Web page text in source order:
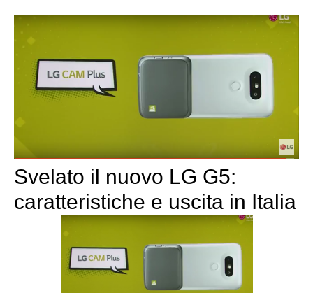
Svelato il nuovo LG G5:
caratteristiche e uscita in Italia